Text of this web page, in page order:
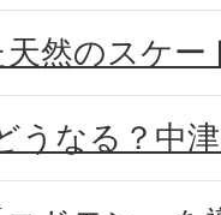
然のスケー
うなる？中